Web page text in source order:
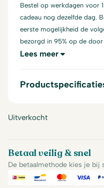
Bestel op werkdagen voor
cadeau nog dezelfde dag.
eerste mogelijkheid de
bezorgd in 95% op de
Lees meer
Uitverkocht
Betaal veilig & snel
De betaalmethode kies je bij
iDeal Bancontact
Mastercard
Visa